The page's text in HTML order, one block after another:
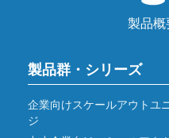
製品概
製品群・シリーズ
企業向けスケールアウトユ
ジ